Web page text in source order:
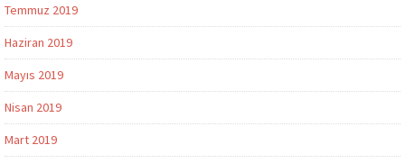
Temmuz 2019
Haziran 2019
Mayıs 2019
Nisan 2019
Mart 2019